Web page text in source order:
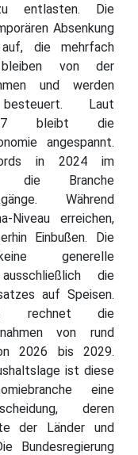
entlasten. Die
Absenkung
auf, die mehrfach
von der
und werden
Laut
687 bleibt die
angespannt.
in 2024 im
die Branche
Während
Niveau erreichen,
Einbußen. Die
generelle
die
auf Speisen.
rechnet die
von rund
2026 bis 2029.
ist diese
eine
deren
der Länder und
Bundesregierung